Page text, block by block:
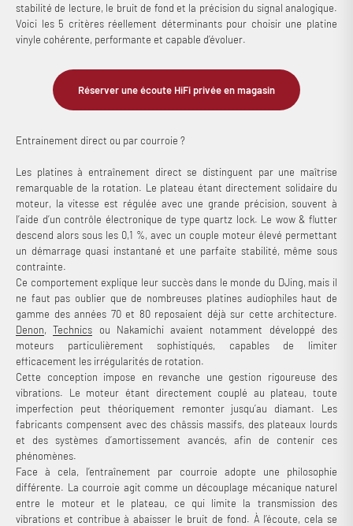
stabilité de lecture, le bruit de fond et la précision du signal analogique.
Voici les 5 critères réellement déterminants pour choisir une platine
vinyle cohérente, performante et capable d’évoluer.
Réserver une écoute HiFi privée en magasin
Entrainement direct ou par courroie ?
Les platines à entraînement direct se distinguent par une maîtrise
remarquable de la rotation. Le plateau étant directement solidaire du
moteur, la vitesse est régulée avec une grande précision, souvent à
l’aide d’un contrôle électronique de type quartz lock. Le wow & flutter
descend alors sous les 0,1 %, avec un couple moteur élevé permettant
un démarrage quasi instantané et une parfaite stabilité, même sous
contrainte.
Ce comportement explique leur succès dans le monde du DJing, mais il
ne faut pas oublier que de nombreuses platines audiophiles haut de
gamme des années 70 et 80 reposaient déjà sur cette architecture.
Denon,Technics ou Nakamichi avaient notamment développé des
moteurs particulièrement sophistiqués, capables de limiter
efficacement les irrégularités de rotation.
Cette conception impose en revanche une gestion rigoureuse des
vibrations. Le moteur étant directement couplé au plateau, toute
imperfection peut théoriquement remonter jusqu’au diamant. Les
fabricants compensent avec des châssis massifs, des plateaux lourds
et des systèmes d’amortissement avancés, afin de contenir ces
phénomènes.
Face à cela, l’entraînement par courroie adopte une philosophie
différente. La courroie agit comme un découplage mécanique naturel
entre le moteur et le plateau, ce qui limite la transmission des
vibrations et contribue à abaisser le bruit de fond. À l’écoute, cela se